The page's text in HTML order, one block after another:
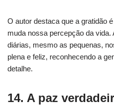
O autor destaca que a gratidão
muda nossa percepção da
diárias, mesmo as pequenas,
plena e feliz, reconhecendo a
detalhe.
14. A paz